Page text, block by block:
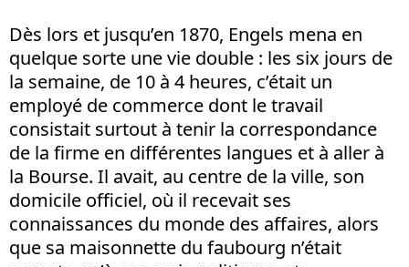
Dès lors et jusqu’en 1870, Engels mena en
quelque sorte une vie double : les six jours de
la semaine, de 10 à 4 heures, c’était un
employé de commerce dont le travail
consistait surtout à tenir la correspondance
de la firme en différentes langues et à aller à
la Bourse. Il avait, au centre de la ville, son
domicile officiel, où il recevait ses
connaissances du monde des affaires, alors
que sa maisonnette du faubourg n’était